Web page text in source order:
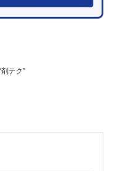
テク”
？（吉田 直樹 ほか）
？（吉田 直樹 ほか）